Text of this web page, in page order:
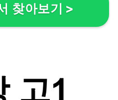
찾아보기 >